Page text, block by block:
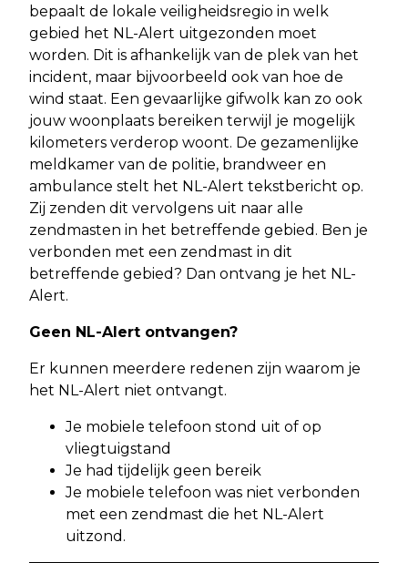
bepaalt de lokale veiligheidsregio in welk
gebied het NL-Alert uitgezonden moet
worden. Dit is afhankelijk van de plek van het
incident, maar bijvoorbeeld ook van hoe de
wind staat. Een gevaarlijke gifwolk kan zo ook
jouw woonplaats bereiken terwijl je mogelijk
kilometers verderop woont. De gezamenlijke
meldkamer van de politie, brandweer en
ambulance stelt het NL-Alert tekstbericht op.
Zij zenden dit vervolgens uit naar alle
zendmasten in het betreffende gebied. Ben je
verbonden met een zendmast in dit
betreffende gebied? Dan ontvang je het NL-
Alert.
Geen NL-Alert ontvangen?
Er kunnen meerdere redenen zijn waarom je
het NL-Alert niet ontvangt.
Je mobiele telefoon stond uit of op
vliegtuigstand
Je had tijdelijk geen bereik
Je mobiele telefoon was niet verbonden
met een zendmast die het NL-Alert
uitzond.